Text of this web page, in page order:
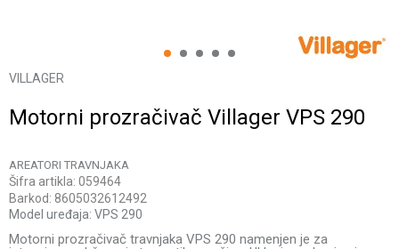
1 2 3 4 5
VILLAGER
Motorni prozračivač Villager VPS 290
AREATORI TRAVNJAKA
Šifra artikla: 059464
Barkod: 8605032612492
Model uređaja: VPS 290
Motorni prozračivač travnjaka VPS 290 namenjen je za